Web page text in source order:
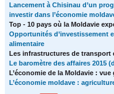
Lancement à Chisinau d’un
investir dans l’économie
Top - 10 pays où la Moldavie
Opportunités d’investissement
alimentaire
Les infrastructures de transport
Le baromètre des affaires 2015
L’économie de la Moldavie : vue
L’économie moldave :